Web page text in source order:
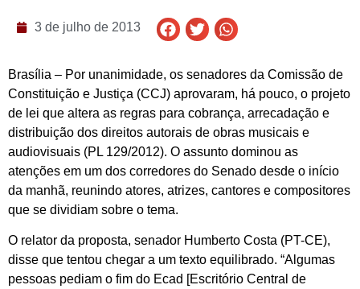
3 de julho de 2013
Brasília – Por unanimidade, os senadores da Comissão de
Constituição e Justiça (CCJ) aprovaram, há pouco, o projeto
de lei que altera as regras para cobrança, arrecadação e
distribuição dos direitos autorais de obras musicais e
audiovisuais (PL 129/2012). O assunto dominou as
atenções em um dos corredores do Senado desde o início
da manhã, reunindo atores, atrizes, cantores e compositores
que se dividiam sobre o tema.
O relator da proposta, senador Humberto Costa (PT-CE),
disse que tentou chegar a um texto equilibrado. “Algumas
pessoas pediam o fim do Ecad [Escritório Central de